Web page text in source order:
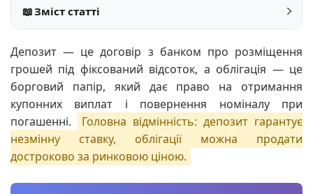
📖Зміст статті
Депозит — це договір з банком про розміщення
грошей під фіксований відсоток, а облігація — це
борговий папір, який дає право на отримання
купонних виплат і повернення номіналу при
погашенні.
Головна відмінність: депозит гарантує
незмінну ставку, облігації можна продати
достроково за ринковою ціною.